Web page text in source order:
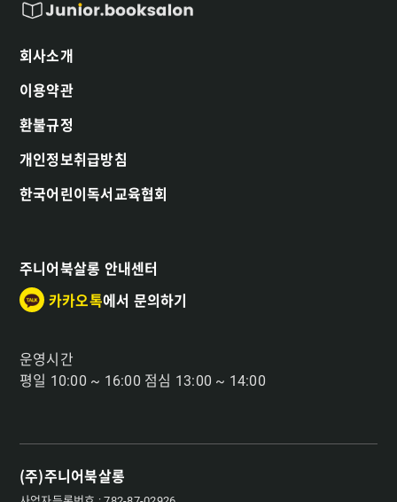
회사소개
이용약관
환불규정
개인정보취급방침
한국어린이독서교육협회
주니어북살롱 안내센터
카카오톡에서 문의하기
운영시간
평일 10:00 ~ 16:00 점심 13:00 ~ 14:00
(주)주니어북살롱